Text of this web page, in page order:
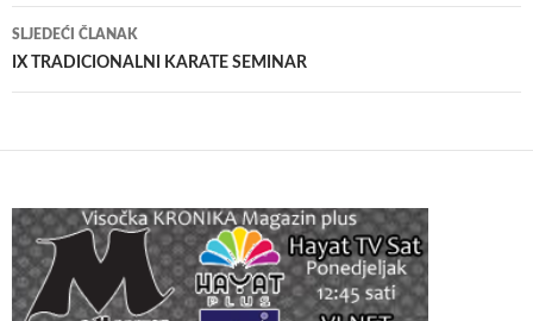
SLJEDEĆI ČLANAK
IX TRADICIONALNI KARATE SEMINAR